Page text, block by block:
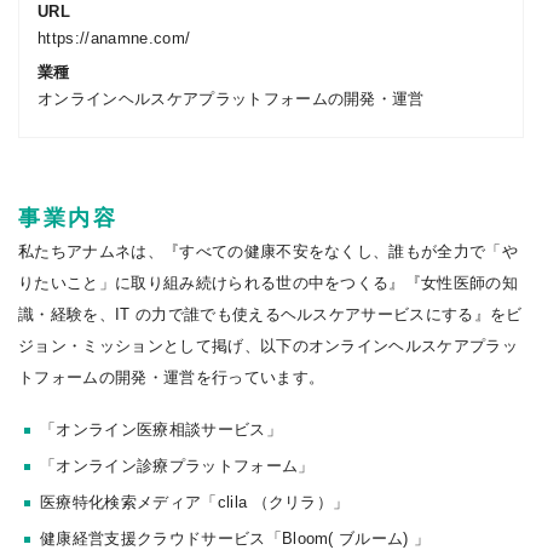
URL
https://anamne.com/
業種
オンラインヘルスケアプラットフォームの開発・運営
事業内容
私たちアナムネは、『すべての健康不安をなくし、誰もが全力で「や
りたいこと」に取り組み続けられる世の中をつくる』『女性医師の知
識・経験を、IT の力で誰でも使えるヘルスケアサービスにする』をビ
ジョン・ミッションとして掲げ、以下のオンラインヘルスケアプラッ
トフォームの開発・運営を行っています。
「オンライン医療相談サービス」
「オンライン診療プラットフォーム」
医療特化検索メディア「clila （クリラ）」
健康経営支援クラウドサービス「Bloom( ブルーム) 」